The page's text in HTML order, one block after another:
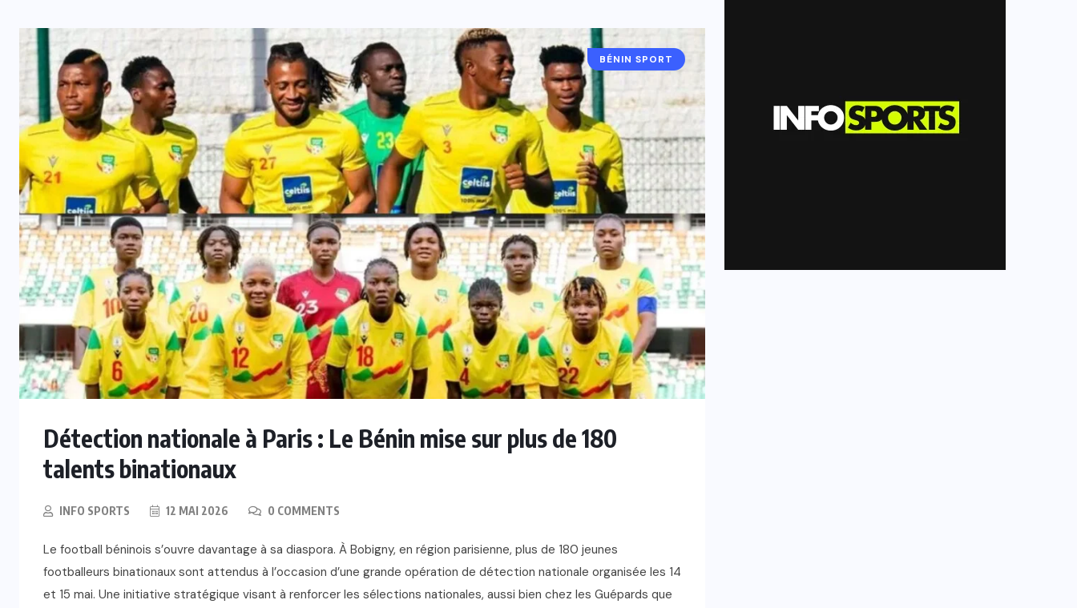
BÉNIN SPORT
Détection nationale à Paris : Le Bénin mise sur plus de 180
talents binationaux
INFO SPORTS 12 MAI 2026 0 COMMENTS
Le football béninois s’ouvre davantage à sa diaspora. À Bobigny, en région parisienne, plus de 180 jeunes
footballeurs binationaux sont attendus à l’occasion d’une grande opération de détection nationale organisée les 14
et 15 mai. Une initiative stratégique visant à renforcer les sélections nationales, aussi bien chez les Guépards que